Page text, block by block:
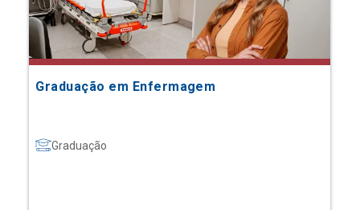
Graduação em Enfermagem
Graduação